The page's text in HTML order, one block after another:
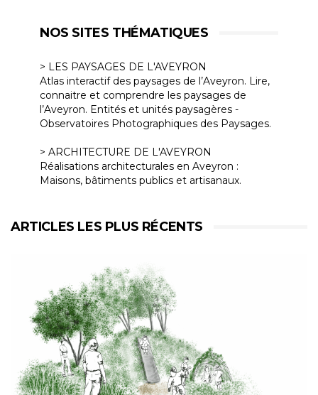
NOS SITES THÉMATIQUES
> LES PAYSAGES DE L'AVEYRON
Atlas interactif des paysages de l’Aveyron. Lire,
connaitre et comprendre les paysages de
l’Aveyron. Entités et unités paysagères -
Observatoires Photographiques des Paysages.
> ARCHITECTURE DE L'AVEYRON
Réalisations architecturales en Aveyron :
Maisons, bâtiments publics et artisanaux.
ARTICLES LES PLUS RÉCENTS